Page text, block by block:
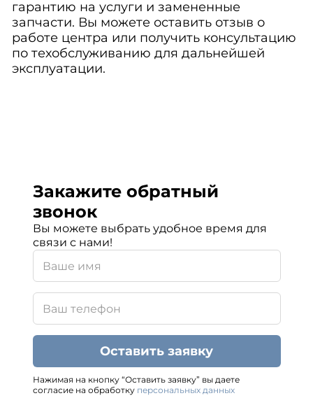
гарантию на услуги и замененные
запчасти. Вы можете оставить отзыв о
работе центра или получить консультацию
по техобслуживанию для дальнейшей
эксплуатации.
Закажите обратный
звонок
Вы можете выбрать удобное время для
связи с нами!
Оставить заявку
Нажимая на кнопку “Оставить заявку” вы даете
согласие на обработку персональных данных